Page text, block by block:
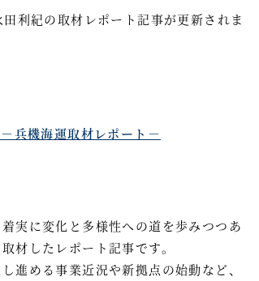
利紀の取材レポート記事が更新されま
兵機海運取材レポート－
実に変化と多様性への道を歩みつつあ
材したレポート記事です。
進める事業近況や新拠点の始動など、